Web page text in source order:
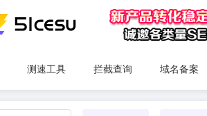
测速工具 拦截查询 域名备案